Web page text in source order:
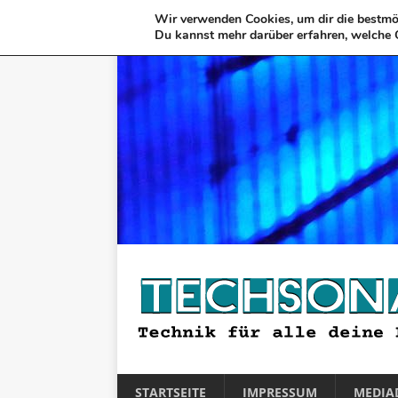
STARTSEITE IMPRESSUM
Wir verwenden Cookies, um dir die
Du kannst mehr darüber erfahren,